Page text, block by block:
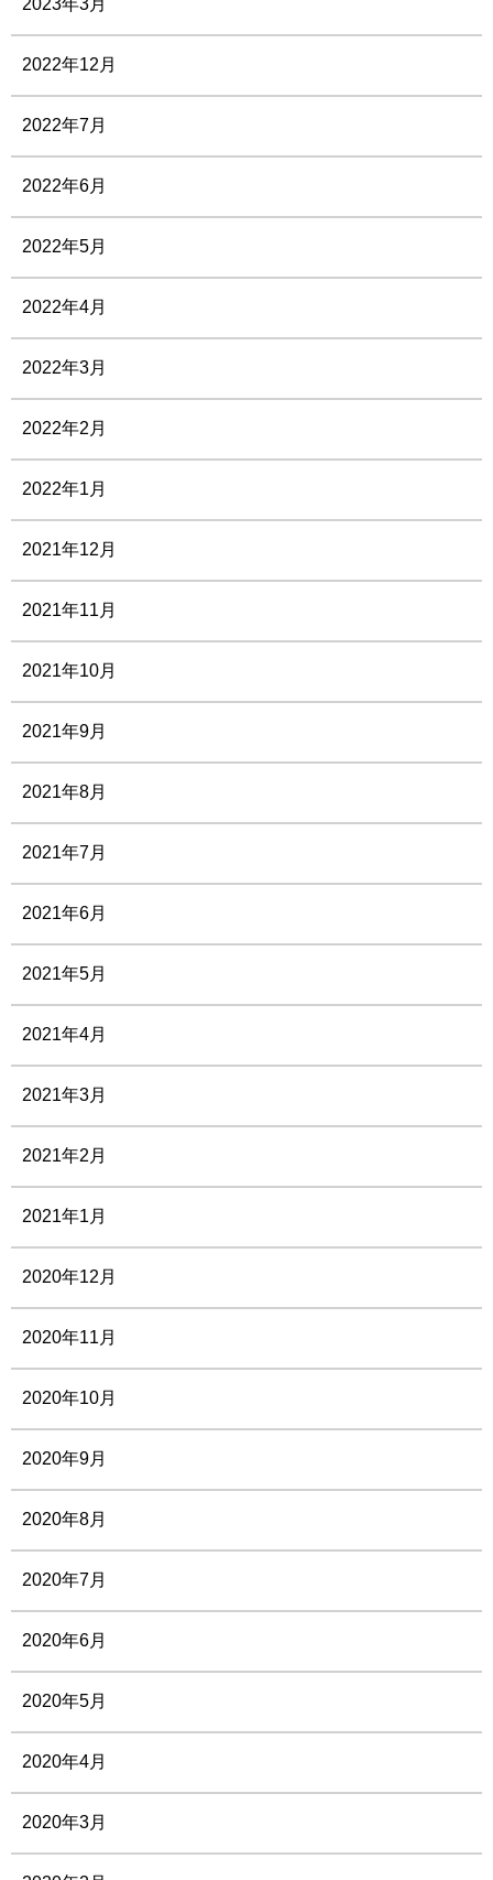
2023年3月
2022年12月
2022年7月
2022年6月
2022年5月
2022年4月
2022年3月
2022年2月
2022年1月
2021年12月
2021年11月
2021年10月
2021年9月
2021年8月
2021年7月
2021年6月
2021年5月
2021年4月
2021年3月
2021年2月
2021年1月
2020年12月
2020年11月
2020年10月
2020年9月
2020年8月
2020年7月
2020年6月
2020年5月
2020年4月
2020年3月